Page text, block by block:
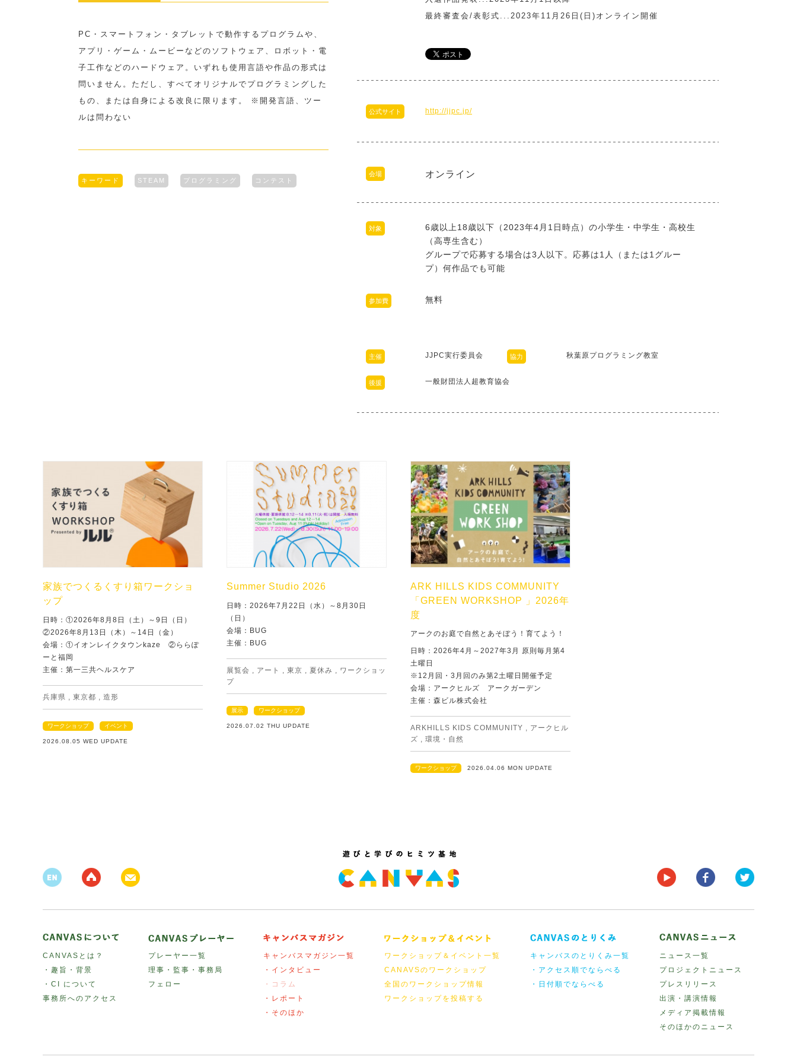
PC・スマートフォン・タブレットで動作するプログラムや、
アプリ・ゲーム・ムービーなどのソフトウェア、ロボット・電
⼦⼯作などのハードウェア。いずれも使⽤⾔語や作品の形式は
問いません。ただし、すべてオリジナルでプログラミングした
もの、または⾃⾝による改良に限ります。 ※開発⾔語、ツー
ルは問わない
キーワード STEAM プログラミング コンテスト
最終審査会/表彰式...2023年11⽉26⽇(⽇)オンライン開催
公式サイト http://jjpc.jp/
会場 オンライン
対象
6歳以上18歳以下（2023年4⽉1⽇時点）の⼩学⽣・中学⽣・⾼校⽣
（⾼専⽣含む）
グループで応募する場合は3⼈以下。応募は1⼈（または1グルー
プ）何作品でも可能
参加費 無料
主催 JJPC実⾏委員会 協力 秋葉原プログラミング教室
後援 ⼀般財団法⼈超教育協会
家族でつくるくすり箱ワークショ
ップ
日時：①2026年8月8日（土）～9日（日）
②2026年8月13日（木）～14日（金）
会場：①イオンレイクタウンkaze ②ららぽ
ーと福岡
主催：第一三共ヘルスケア
兵庫県 , 東京都 , 造形
ワークショップ イベント
2026.08.05 WED UPDATE
Summer Studio 2026
日時：2026年7月22日（水）～8月30日
（日）
会場：BUG
主催：BUG
展覧会 , アート , 東京 , 夏休み , ワークショッ
プ
展示 ワークショップ
2026.07.02 THU UPDATE
ARK HILLS KIDS COMMUNITY
「GREEN WORKSHOP 」2026年
度
アークのお庭で自然とあそぼう！育てよう！
日時：2026年4月～2027年3月 原則毎月第4
土曜日
※12月回・3月回のみ第2土曜日開催予定
会場：アークヒルズ アークガーデン
主催：森ビル株式会社
ARKHILLS KIDS COMMUNITY , アークヒル
ズ , 環境・自然
ワークショップ 2026.04.06 MON UPDATE
CANVASとは？
・趣旨・背景
・CI について
事務所へのアクセス
プレーヤー一覧
理事・監事・事務局
フェロー
キャンバスマガジン一覧
・インタビュー
・コラム
・レポート
・そのほか
ワークショップ＆イベント一覧
CANAVSのワークショップ
全国のワークショップ情報
ワークショップを投稿する
キャンバスのとりくみ一覧
・アクセス順でならべる
・日付順でならべる
ニュース一覧
プロジェクトニュース
プレスリリース
出演・講演情報
メディア掲載情報
そのほかのニュース